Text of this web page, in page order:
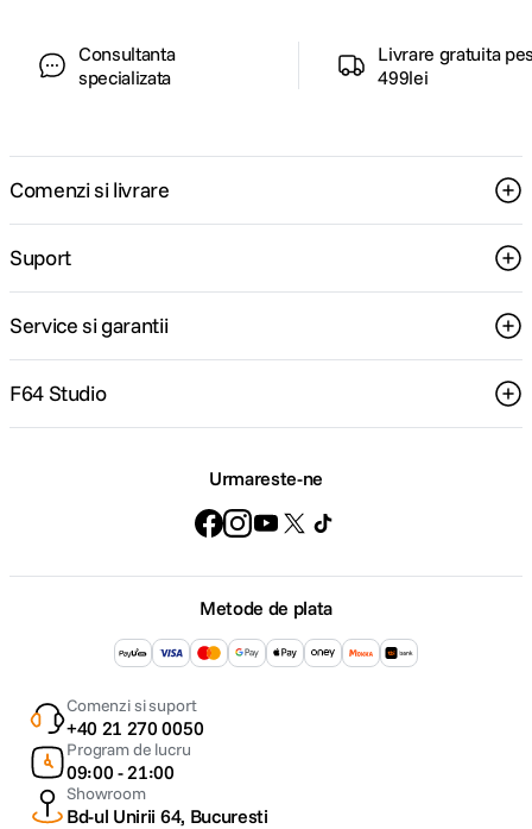
Consultanta
specializata
Livrare gratuita
499lei
Comenzi si livrare
Suport
Service si garantii
F64 Studio
Urmareste-ne
Metode de plata
Comenzi si suport
+40 21 270 0050
Program de lucru
09:00 - 21:00
Showroom
Bd-ul Unirii 64, Bucuresti